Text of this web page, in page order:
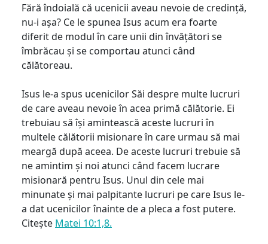
Fără îndoială că ucenicii aveau nevoie de credință,
nu-i așa? Ce le spunea Isus acum era foarte
diferit de modul în care unii din învățători se
îmbrăcau și se comportau atunci când
călătoreau.
Isus le-a spus ucenicilor Săi despre multe lucruri
de care aveau nevoie în acea primă călătorie. Ei
trebuiau să își amintească aceste lucruri în
multele călătorii misionare în care urmau să mai
meargă după aceea. De aceste lucruri trebuie să
ne amintim și noi atunci când facem lucrare
misionară pentru Isus. Unul din cele mai
minunate și mai palpitante lucruri pe care Isus le-
a dat ucenicilor înainte de a pleca a fost putere.
Citește Matei 10:1,8.